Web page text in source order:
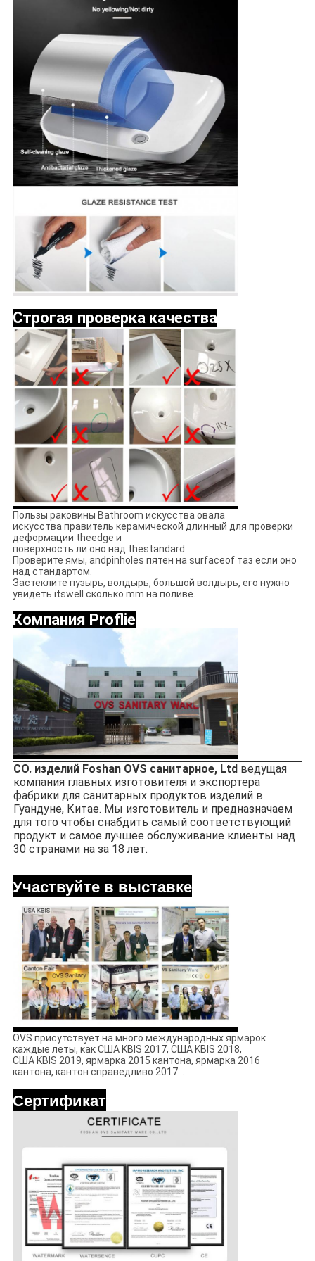
Строгая проверка качества
Пользы раковины Bathroom искусства овала
искусства правитель керамической длинный для проверки
деформации theedge и
поверхность ли оно над thestandard.
Проверите ямы, andpinholes пятен на surfaceof таз если оно
над стандартом.
Застеклите пузырь, волдырь, большой волдырь, его нужно
увидеть itswell сколько mm на поливе.
Компания Proflie
CO. изделий Foshan OVS санитарное, Ltd ведущая
компания главных изготовителя и экспортера
фабрики для санитарных продуктов изделий в
Гуандуне, Китае. Мы изготовитель и предназначаем
для того чтобы снабдить самый соответствующий
продукт и самое лучшее обслуживание клиенты над
30 странами на за 18 лет.
Участвуйте в выставке
OVS присутствует на много международных ярмарок
каждые леты, как США KBIS 2017, США KBIS 2018,
США KBIS 2019, ярмарка 2015 кантона, ярмарка 2016
кантона, кантон справедливо 2017…
Сертификат